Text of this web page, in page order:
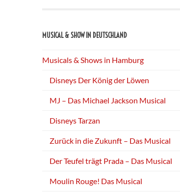
MUSICAL & SHOW IN DEUTSCHLAND
Musicals & Shows in Hamburg
Disneys Der König der Löwen
MJ – Das Michael Jackson Musical
Disneys Tarzan
Zurück in die Zukunft – Das Musical
Der Teufel trägt Prada – Das Musical
Moulin Rouge! Das Musical